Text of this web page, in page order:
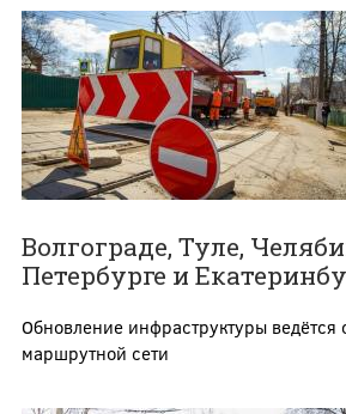
Волгограде, Туле,
Петербурге и
Обновление инфраструктуры ведётся
маршрутной сети